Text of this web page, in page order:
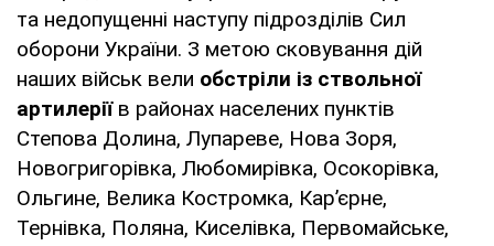
та недопущенні наступу підрозділів Сил
оборони України. З метою сковування дій
наших військ вели обстріли із ствольної
артилеріїв районах населених пунктів
Степова Долина, Лупареве, Нова Зоря,
Новогригорівка, Любомирівка, Осокорівка,
Ольгине, Велика Костромка, Кар’єрне,
Тернівка, Поляна, Киселівка, Первомайське,